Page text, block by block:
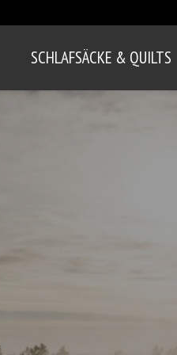
SCHLAFSÄCKE & QUILTS